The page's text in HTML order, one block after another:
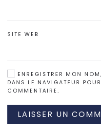
SITE WEB
ENREGISTRER MON
DANS LE NAVIGATEUR
COMMENTAIRE.
LAISSER UN